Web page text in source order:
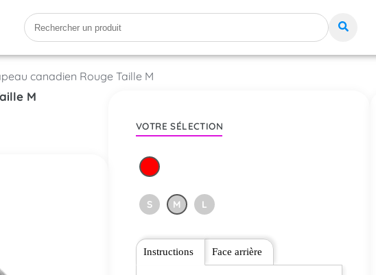
canadien Rouge Taille M
M
VOTRE SÉLECTION
S M L
Instructions Face arrière